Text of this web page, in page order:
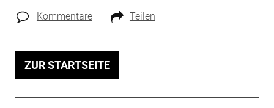
Kommentare Teilen
ZUR STARTSEITE